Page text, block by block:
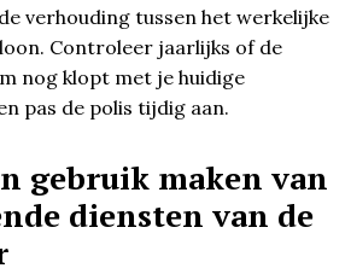
verhouding tussen het werkelijke
Controleer jaarlijks of de
nog klopt met je huidige
pas de polis tijdig aan.
gebruik maken van
diensten van de